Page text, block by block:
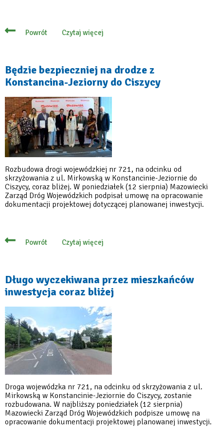
Powrót Czytaj więcej
o
Bielawskiej
z
nowymi
nawierzchniami
Będzie bezpieczniej na drodze z
Konstancina-Jeziorny do Ciszycy
Rozbudowa drogi wojewódzkiej nr 721, na odcinku od
skrzyżowania z ul. Mirkowską w Konstancinie-Jeziornie do
Ciszycy, coraz bliżej. W poniedziałek (12 sierpnia) Mazowiecki
Zarząd Dróg Wojewódzkich podpisał umowę na opracowanie
dokumentacji projektowej dotyczącej planowanej inwestycji.
Powrót Czytaj więcej
o
drodze
z
Konstancina-
Jeziorny
Ciszycy
Długo wyczekiwana przez mieszkańców
inwestycja coraz bliżej
Droga wojewódzka nr 721, na odcinku od skrzyżowania z ul.
Mirkowską w Konstancinie-Jeziornie do Ciszycy, zostanie
rozbudowana. W najbliższy poniedziałek (12 sierpnia)
Mazowiecki Zarząd Dróg Wojewódzkich podpisze umowę na
opracowanie dokumentacji projektowej planowanej inwestycji.